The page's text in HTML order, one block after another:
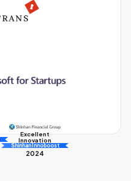
Excellent
Innovation
Shinhan Innoboost
2024